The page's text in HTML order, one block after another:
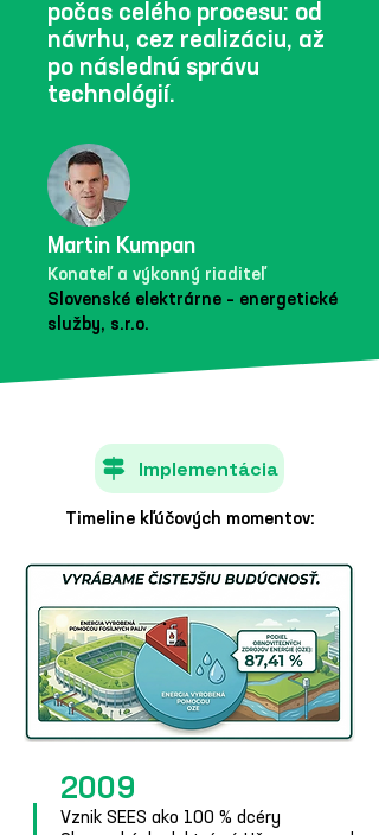
počas celého procesu: od
návrhu, cez realizáciu, až
po následnú správu
technológií.
Martin Kumpan
Konateľ a výkonný riaditeľ
Slovenské elektrárne – energetické
služby, s.r.o.
Implementácia
Timeline kľúčových momentov:
2009
Vznik SEES ako 100 % dcéry